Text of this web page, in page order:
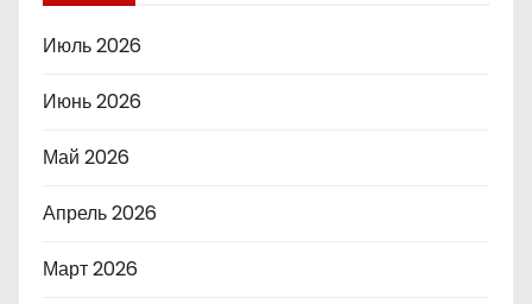
Июль 2026
Июнь 2026
Май 2026
Апрель 2026
Март 2026